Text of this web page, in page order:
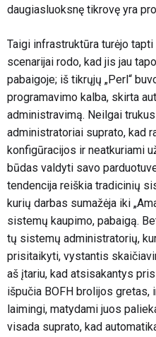
daugiasluoksnę tikrovę yra
Taigi infrastruktūra turėjo tapti
scenarijai rodo, kad jis jau
pabaigoje; iš tikrųjų „Perl“
programavimo kalba, skirta
administravimą. Neilgai
administratoriai suprato, kad
konfigūracijos ir neatkuriami
būdas valdyti savo
tendencija reiškia tradicinių
kurių darbas sumažėja iki
sistemų kaupimo, pabaigą.
tų sistemų administratorių,
prisitaikyti, vystantis
aš įtariu, kad atsisakantys
išpučia BOFH brolijos gretas,
laimingi, matydami juos
visada suprato, kad